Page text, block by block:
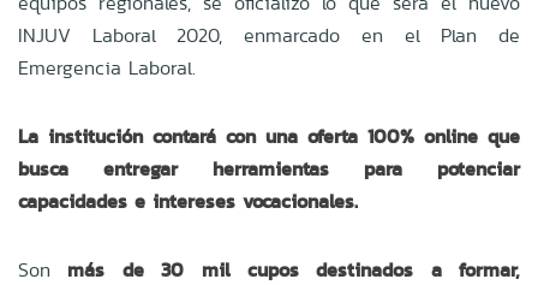
INJUV Laboral 2020, enmarcado en el Plan de
Emergencia Laboral.
La institución contará con una oferta 100% online que
busca entregar herramientas para potenciar
capacidades e intereses vocacionales.
Son más de 30 mil cupos destinados a formar,